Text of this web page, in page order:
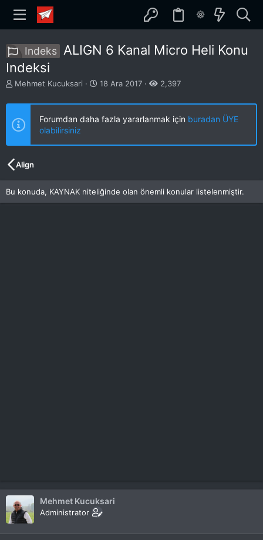
Indeks ALIGN 6 Kanal Micro Heli Konu
Indeksi
K
n
u
u
b
a
l
Mehmet Kucuksari
B
ş
a
g
a
r
18 Ara 2017 2,397
Forumdan daha fazla yararlanmak için buradan ÜYE
olabilirsiniz
Align
Bu konuda, KAYNAK niteliğinde olan önemli konular listelenmiştir.
Mehmet Kucuksari
Administrator